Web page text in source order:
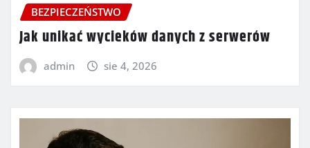
BEZPIECZEŃSTWO
Jak unikać wycieków danych z serwerów
admin sie 4, 2026